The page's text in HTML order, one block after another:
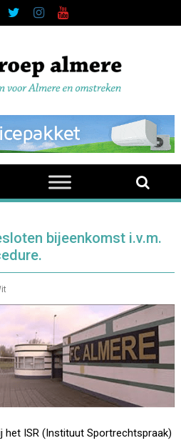
bijeenkomst i.v.m.
het ISR (Instituut Sportrechtspraak)